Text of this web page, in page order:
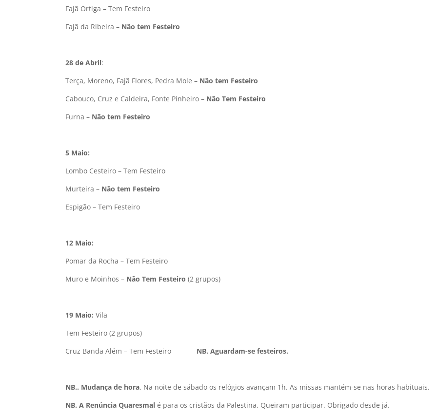
Fajã Ortiga – Tem Festeiro
Fajã da Ribeira – Não tem Festeiro
28 de Abril:
Terça, Moreno, Fajã Flores, Pedra Mole – Não tem Festeiro
Cabouco, Cruz e Caldeira, Fonte Pinheiro – Não Tem Festeiro
Furna – Não tem Festeiro
5 Maio:
Lombo Cesteiro – Tem Festeiro
Murteira – Não tem Festeiro
Espigão – Tem Festeiro
12 Maio:
Pomar da Rocha – Tem Festeiro
Muro e Moinhos – Não Tem Festeiro (2 grupos)
19 Maio:Vila
Tem Festeiro (2 grupos)
Cruz Banda Além – Tem Festeiro NB. Aguardam-se festeiros.
NB.. Mudança de hora. Na noite de sábado os relógios avançam 1h. As missas mantém-se nas horas habituais.
NB. A Renúncia Quaresmal é para os cristãos da Palestina. Queiram participar. Obrigado desde já.